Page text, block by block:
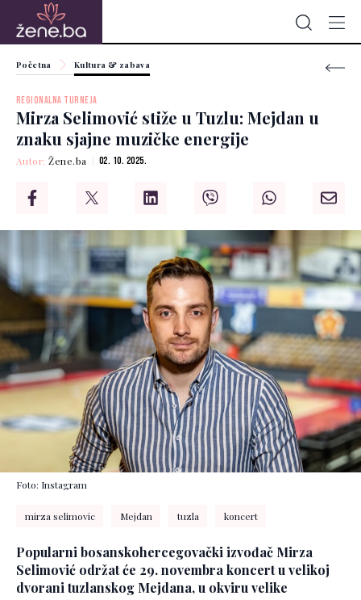
Početna Kultura & zabava
REGIONALNA TURNEJA
Mirza Selimović stiže u Tuzlu: Mejdan u
znaku sjajne muzičke energije
Autor:Žene.ba 02. 10. 2025.
Foto: Instagram
mirza selimovic Mejdan tuzla koncert
Popularni bosanskohercegovački izvođač Mirza
Selimović održat će 29. novembra koncert u velikoj
dvorani tuzlanskog Mejdana, u okviru velike